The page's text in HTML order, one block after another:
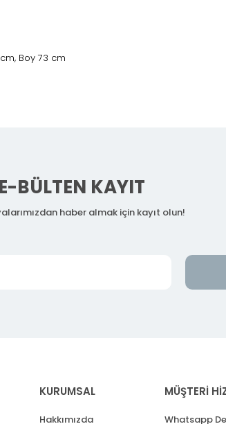
Boy 73 cm
E-BÜLTEN KAYIT
haber almak için kayıt olun!
KURUMSAL
Hakkımızda
MÜŞTERİ
Whatsapp